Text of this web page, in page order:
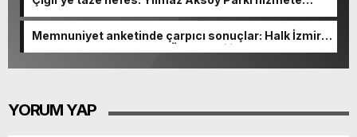
Memnuniyet anketinde çarpıcı sonuçlar: Halk İzmirli
başkanlardan memnun, Ömer Eşki ilk sırada
YORUM YAP